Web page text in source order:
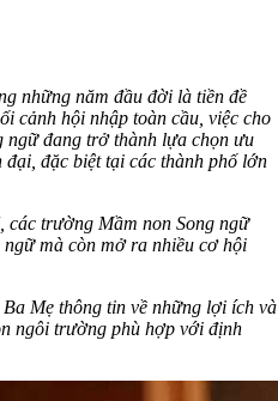
những năm đầu đời là tiền đề
cảnh hội nhập toàn cầu, việc cho
ngữ đang trở thành lựa chọn ưu
đại, đặc biệt tại các thành phố lớn
các trường Mầm non Song ngữ
mà còn mở ra nhiều cơ hội
Mẹ thông tin về những lợi ích và
ngôi trường phù hợp với định